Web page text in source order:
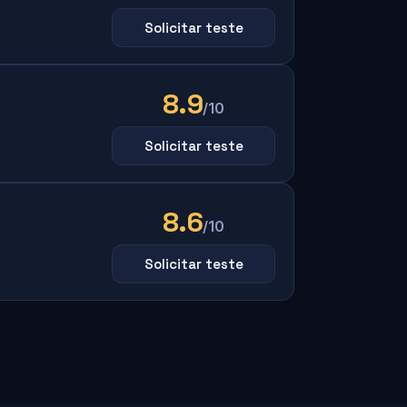
Solicitar teste
8.9/10
Solicitar teste
8.6/10
Solicitar teste